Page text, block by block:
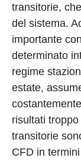
transitorie,
del sistema.
importante
determinato
regime
estate,
risultati
transitorie
CFD in